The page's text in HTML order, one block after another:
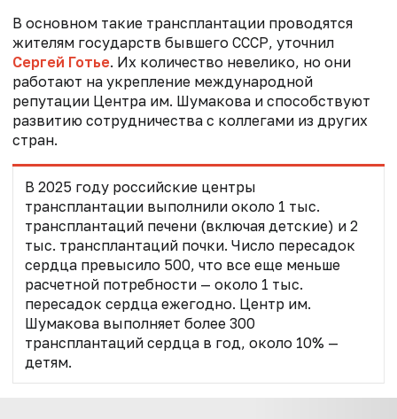
В основном такие трансплантации проводятся
жителям государств бывшего СССР, уточнил
Сергей Готье. Их количество невелико, но они
работают на укрепление международной
репутации Центра им. Шумакова и способствуют
развитию сотрудничества с коллегами из других
стран.
В 2025 году российские центры
трансплантации выполнили около 1 тыс.
трансплантаций печени (включая детские) и 2
тыс. трансплантаций почки. Число пересадок
сердца превысило 500, что все еще меньше
расчетной потребности — около 1 тыс.
пересадок сердца ежегодно. Центр им.
Шумакова выполняет более 300
трансплантаций сердца в год, около 10% —
детям.